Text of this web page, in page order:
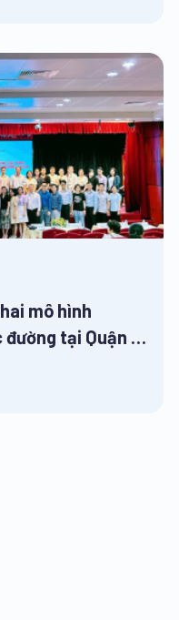
mô hình
tại Quận 1,